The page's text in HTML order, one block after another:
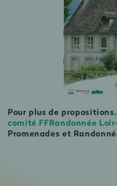
Pour plus de
comité FFRandonnée
Promenades et